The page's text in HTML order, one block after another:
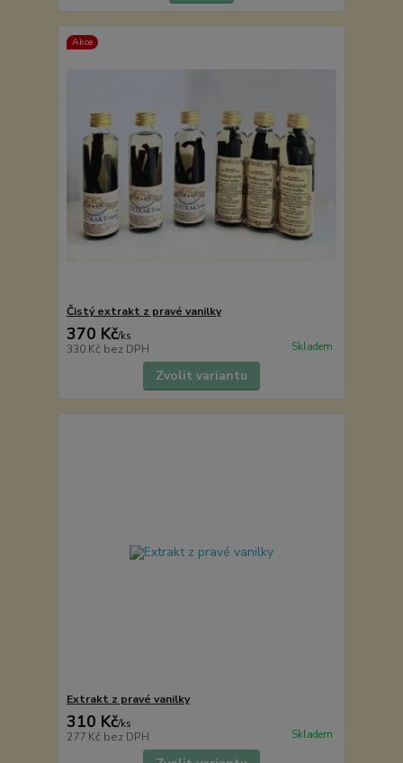
Akce
Čistý extrakt z pravé vanilky
370 Kč/ks
330 Kč bez DPH Skladem
Zvolit variantu
Extrakt z pravé vanilky
310 Kč/ks
277 Kč bez DPH Skladem